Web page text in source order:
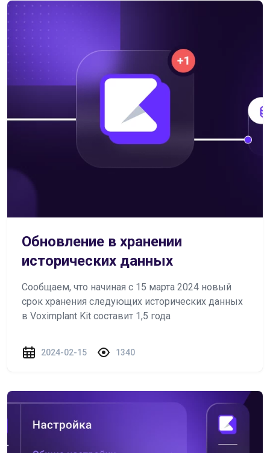
Обновление в хранении
исторических данных
Сообщаем, что начиная с 15 марта 2024 новый
срок хранения следующих исторических данных
в Voximplant Kit составит 1,5 года
2024-02-15 1340